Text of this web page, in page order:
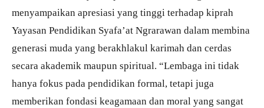
menyampaikan apresiasi yang tinggi terhadap kiprah
Yayasan Pendidikan Syafa’at Ngrarawan dalam membina
generasi muda yang berakhlakul karimah dan cerdas
secara akademik maupun spiritual. “Lembaga ini tidak
hanya fokus pada pendidikan formal, tetapi juga
memberikan fondasi keagamaan dan moral yang sangat